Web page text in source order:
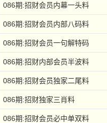
086期:招财会员内幕一头料
086期:招财会员内部八码料
086期:招财会员一句解特码
086期:招财内部会员半波料
086期:招财会员独家二尾料
086期:招财独家三肖料
086期:招财会员必中单双料